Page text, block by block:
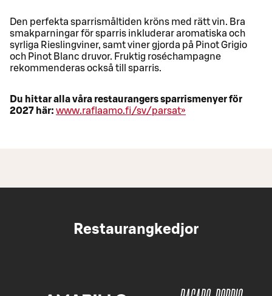
Den perfekta sparrismåltiden kröns med rätt vin. Bra
smakparningar för sparris inkluderar aromatiska och
syrliga Rieslingviner, samt viner gjorda på Pinot Grigio
och Pinot Blanc druvor. Fruktig roséchampagne
rekommenderas också till sparris.
Du hittar alla våra restaurangers sparrismenyer för
2027 här: www.raflaamo.fi/sv/parsat»
Restaurangkedjor